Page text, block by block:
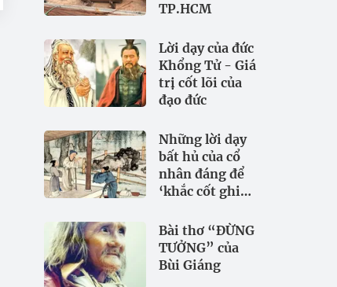
TP.HCM
Lời dạy của đức
Khổng Tử - Giá
trị cốt lõi của
đạo đức
Những lời dạy
bất hủ của cổ
nhân đáng để
‘khắc cốt ghi
Bài thơ “ĐỪNG
TƯỞNG” của
Bùi Giáng